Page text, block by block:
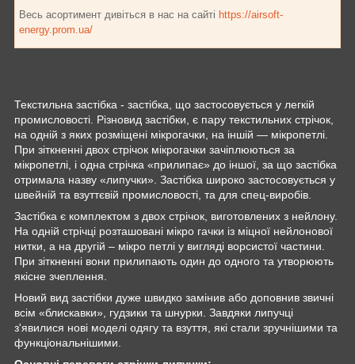
Весь асортимент дивіться в нас на сайті https://airsoft-
energy.prom.ua/
Текстильна застібка - застібка, що застосовується у легкій
промисловості. Різновид застібки, є пару текстильних стрічок,
на одній з яких розміщені мікрогачки, на іншій — мікропетлі.
При зіткненні двох стрічок мікрогачки зачіплюються за
мікропетлі, і одна стрічка «прилипає» до іншої, за що застібка
отримала назву «липучки». Застібка широко застосовується у
швейній та взуттєвій промисловості, та для спец-виробів.
Застібка є комплектом з двох стрічок, виготовлених з нейлону.
На одній стрічці розташовані мікро гачки із міцної нейлонової
нитки, а на другій – мікро петлі у вигляді ворсистої частини.
При зіткненні вони прилипають один до одного та утворюють
якісне зчеплення.
Новий вид застібки дуже швидко замінив або доповнив звичні
всім «блискавки», гудзики та шнурки. Завдяки липучці
з'явилися нові моделі одягу та взуття, які стали зручнішими та
функціональнішими.